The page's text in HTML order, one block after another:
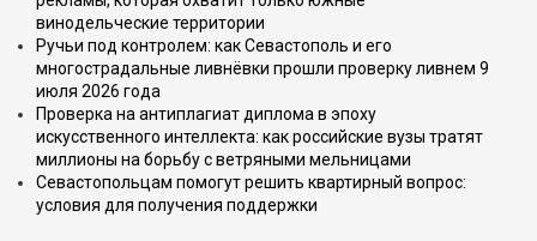
винодельческие территории
Ручьи под контролем: как Севастополь и его
многострадальные ливнёвки прошли проверку ливнем 9
июля 2026 года
Проверка на антиплагиат диплома в эпоху
искусственного интеллекта: как российские вузы тратят
миллионы на борьбу с ветряными мельницами
Севастопольцам помогут решить квартирный вопрос:
условия для получения поддержки